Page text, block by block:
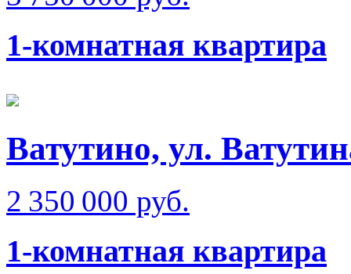
1-комнатная квартира
Ватутино, ул.
2 350 000 руб.
1-комнатная квартира